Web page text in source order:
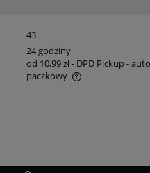
43
24 godziny
od 10,99 zł- DPD Pickup -
paczkowy
kosztów